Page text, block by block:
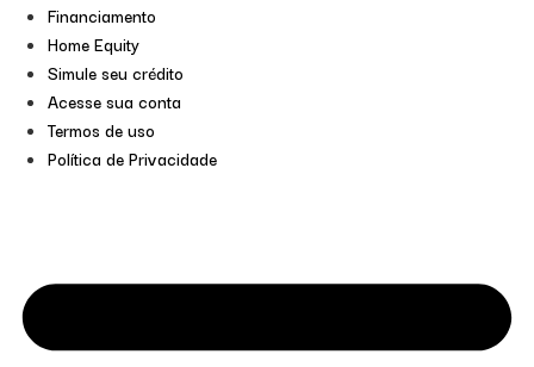
Financiamento
Home Equity
Simule seu crédito
Acesse sua conta
Termos de uso
Política de Privacidade